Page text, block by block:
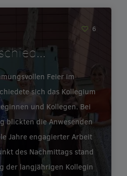
6
Feier im
sich das Kollegium
und Kollegen. Bei
blickten die Anwesenden
Jahre engagierter Arbeit
des Nachmittags stand
der langjährigen Kollegin